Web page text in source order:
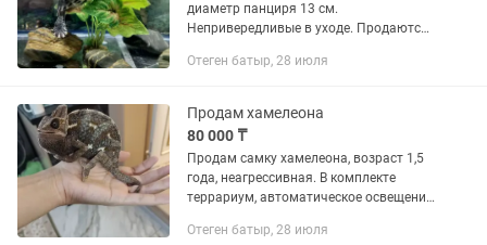
диаметр панциря 13 см.
Непривередливые в уходе. Продаются
Отеген батыр, 28 июля
Продам хамелеона
80 000 ₸
Продам самку хамелеона, возраст 1,5
года, неагрессивная. В комплекте
террариум, автоматическое освещение,
живыми сверчками, зоофобусом
Отеген батыр, 28 июля